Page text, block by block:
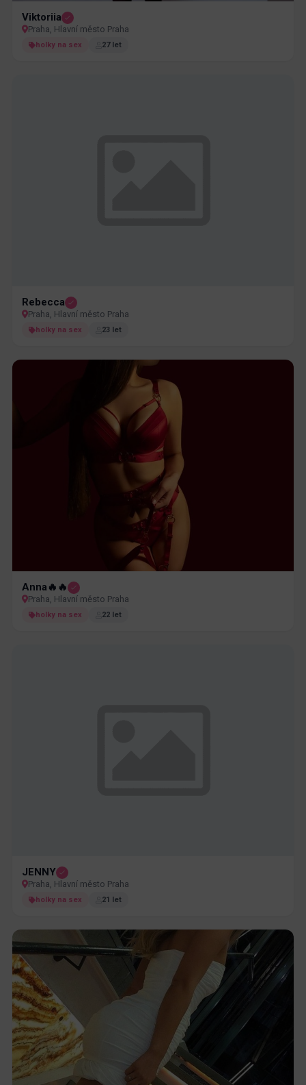
Viktoriia
Praha, Hlavní město Praha
holky na sex 27 let
Rebecca
Praha, Hlavní město Praha
holky na sex 23 let
Anna🔥🔥
Praha, Hlavní město Praha
holky na sex 22 let
JENNY
Praha, Hlavní město Praha
holky na sex 21 let